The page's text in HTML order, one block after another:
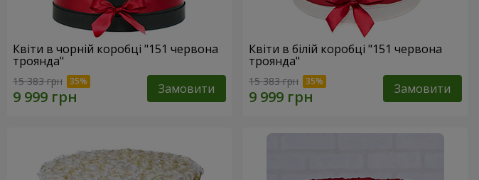
Квіти в чорній коробці "151 червона
троянда"
15 383 грн Замовити
Квіти в білій коробці "151 червона
троянда"
15 383 грн Замовити